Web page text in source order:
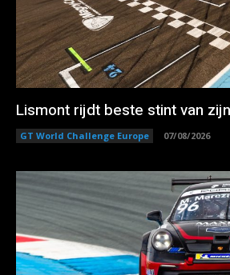
Lismont rijdt beste stint van
GT World Challenge Europe 07/08/2026